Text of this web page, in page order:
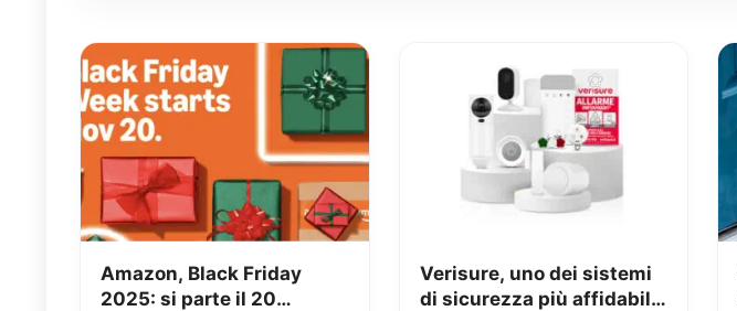
Amazon, Black Friday
2025: si parte il 20
Verisure, uno dei sistemi
di sicurezza più affidabili,